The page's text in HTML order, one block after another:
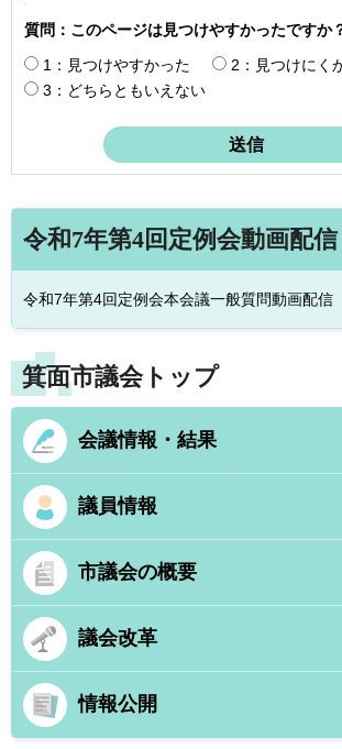
質問：このページは見つけやすかったですか
1：見つけやすかった
2：見つけにく
3：どちらともいえない
令和7年第4回定例会動画配信
令和7年第4回定例会本会議一般質問動画配信
箕面市議会トップ
会議情報・結果
議員情報
市議会の概要
議会改革
情報公開